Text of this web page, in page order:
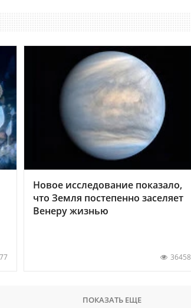
Новое исследование показало,
что Земля постепенно заселяет
Венеру жизнью
36458
ПОКАЗАТЬ ЕЩЕ